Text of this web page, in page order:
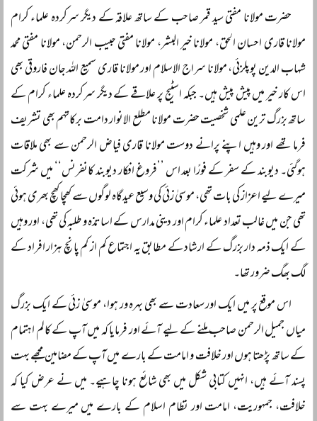
حضرت مولانا مفتی سید قمر صاحب کے ساتھ علاقہ کے دیگر سرکردہ علماء کرام
مولانا قاری احسان الحق، مولانا خیر البشر، مولانا مفتی حبیب الرحمن، مولانا مفتی محمد
شہاب الدین پوپلزئی، مولانا سراج الاسلام اور مولانا قاری سمیع اللہ جان فاروقی بھی
اس کار خیر میں پیش پیش ہیں۔ جبکہ اسٹیج پر علاقے کے دیگر سرکردہ علماء کرام کے
ساتھ بزرگ ترین علمی شخصیت حضرت مولانا مطلع الانوار دامت برکاتہم بھی تشریف
فرما تھے اور وہیں اپنے پرانے دوست مولانا قاری فیاض الرحمن سے بھی ملاقات
ہوگئی۔ دیوبند کے سفر کے فورًا بعد اس ’’فروغ افکار دیوبند کانفرنس‘‘ میں شرکت
میرے لیے اعزاز کی بات تھی، موسیٰ زئی کی وسیع عیدگاہ لوگوں سے کھچا کھچ بھری ہوئی
تھی جن میں غالب تعداد علماء کرام اور دینی مدارس کے اساتذہ و طلبہ کی تھی، اور وہیں
کے ایک ذمہ دار بزرگ کے ارشاد کے مطابق یہ اجتماع کم از کم پانچ ہزار افراد کے
لگ بھگ ضرور تھا۔
اس موقع پر میں ایک اور سعادت سے بھی بہرہ ور ہوا، موسیٰ زئی کے ایک بزرگ
میاں جمیل الرحمن صاحب ملنے کے لیے آئے اور فرمایا کہ میں آپ کے کالم اہتمام
کے ساتھ پڑھتا ہوں اور خلافت و امامت کے بارے میں آپ کے مضامین مجھے بہت
پسند آئے ہیں، انہیں کتابی شکل میں بھی شائع ہونا چاہیے۔ میں نے عرض کیا کہ
خلافت، جمہوریت، امامت اور نظام اسلام کے بارے میں میرے بہت سے